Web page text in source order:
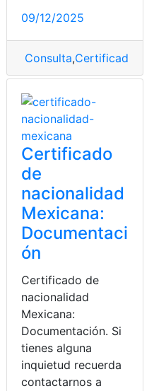
Adopción,certificado,
09/12/2025
Consulta,Certificado
Certificado
de
nacionalidad
Mexicana:
Documentaci
ón
Certificado de
nacionalidad
Mexicana:
Documentación. Si
tienes alguna
inquietud recuerda
contactarnos a